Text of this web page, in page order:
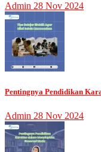
Admin 28 Nov 2024
Pentingnya Pendidikan
Admin 28 Nov 2024